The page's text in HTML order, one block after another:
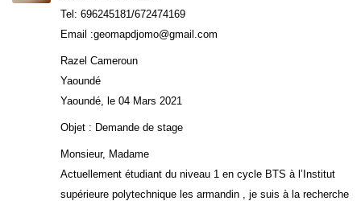
Tel: 696245181/672474169
Email :geomapdjomo@gmail.com
Razel Cameroun
Yaoundé
Yaoundé, le 04 Mars 2021
Objet : Demande de stage
Monsieur, Madame
Actuellement étudiant du niveau 1 en cycle BTS à l’Institut
supérieure polytechnique les armandin , je suis à la recherche